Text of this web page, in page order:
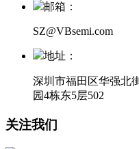
邮箱：
SZ@VBsemi.com
地址：
深圳市福田区华强北
园4栋东5层502
关注我们